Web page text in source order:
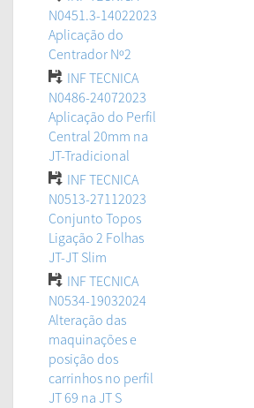
N0451.3-14022023
Aplicação do
Centrador Nº2
INF TECNICA
N0486-24072023
Aplicação do Perfil
Central 20mm na
JT-Tradicional
INF TECNICA
N0513-27112023
Conjunto Topos
Ligação 2 Folhas
JT-JT Slim
INF TECNICA
N0534-19032024
Alteração das
maquinações e
posição dos
carrinhos no perfil
JT 69 na JT S